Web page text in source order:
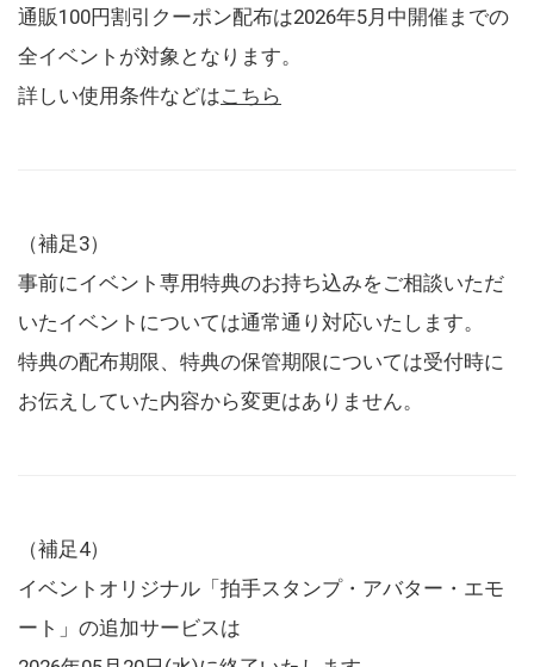
通販100円割引クーポン配布は2026年5月中開催までの
全イベントが対象となります。
詳しい使用条件などはこちら
（補足3）
事前にイベント専用特典のお持ち込みをご相談いただ
いたイベントについては通常通り対応いたします。
特典の配布期限、特典の保管期限については受付時に
お伝えしていた内容から変更はありません。
（補足4）
イベントオリジナル「拍手スタンプ・アバター・エモ
ート」の追加サービスは